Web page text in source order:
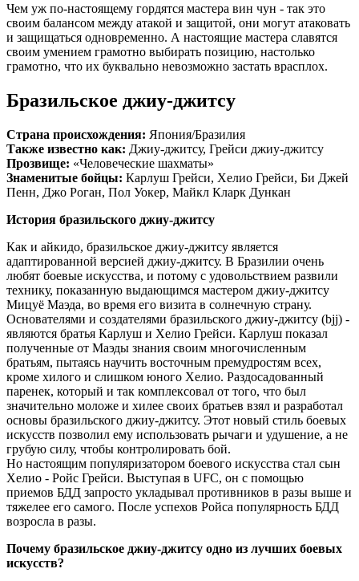
Чем уж по-настоящему гордятся мастера вин чун - так это
своим балансом между атакой и защитой, они могут атаковать
и защищаться одновременно. А настоящие мастера славятся
своим умением грамотно выбирать позицию, настолько
грамотно, что их буквально невозможно застать врасплох.
Бразильское джиу-джитсу
Страна происхождения: Япония/Бразилия
Также известно как: Джиу-джитсу, Грейси джиу-джитсу
Прозвище: «Человеческие шахматы»
Знаменитые бойцы: Карлуш Грейси, Хелио Грейси, Би Джей
Пенн, Джо Роган, Пол Уокер, Майкл Кларк Дункан
История бразильского джиу-джитсу
Как и айкидо, бразильское джиу-джитсу является
адаптированной версией джиу-джитсу. В Бразилии очень
любят боевые искусства, и потому с удовольствием развили
технику, показанную выдающимся мастером джиу-джитсу
Мицуё Маэда, во время его визита в солнечную страну.
Основателями и создателями бразильского джиу-джитсу (bjj) -
являются братья Карлуш и Хелио Грейси. Карлуш показал
полученные от Маэды знания своим многочисленным
братьям, пытаясь научить восточным премудростям всех,
кроме хилого и слишком юного Хелио. Раздосадованный
паренек, который и так комплексовал от того, что был
значительно моложе и хилее своих братьев взял и разработал
основы бразильского джиу-джитсу. Этот новый стиль боевых
искусств позволил ему использовать рычаги и удушение, а не
грубую силу, чтобы контролировать бой.
Но настоящим популяризатором боевого искусства стал сын
Хелио - Ройс Грейси. Выступая в UFC, он с помощью
приемов БДД запросто укладывал противников в разы выше и
тяжелее его самого. После успехов Ройса популярность БДД
возросла в разы.
Почему бразильское джиу-джитсу одно из лучших боевых
искусств?